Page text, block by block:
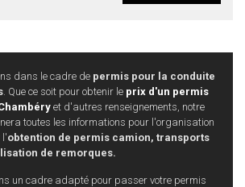
dans le cadre de permis pour la conduite
. Que ce soit pour obtenir le prix d'un permis
et d'autres renseignements, notre
toutes les informations pour l'organisation
l'obtention de permis camion, transports
de remorques.
un cadre adapté pour passer votre permis